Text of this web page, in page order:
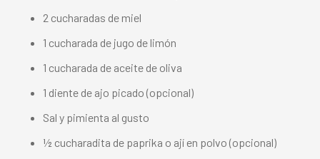
2 cucharadas de miel
1 cucharada de jugo de limón
1 cucharada de aceite de oliva
1 diente de ajo picado (opcional)
Sal y pimienta al gusto
½ cucharadita de paprika o ají en polvo (opcional)